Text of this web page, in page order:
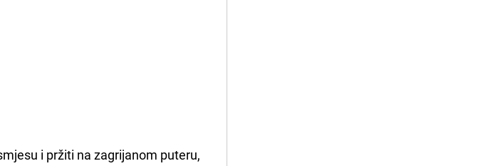
i pržiti na zagrijanom puteru,